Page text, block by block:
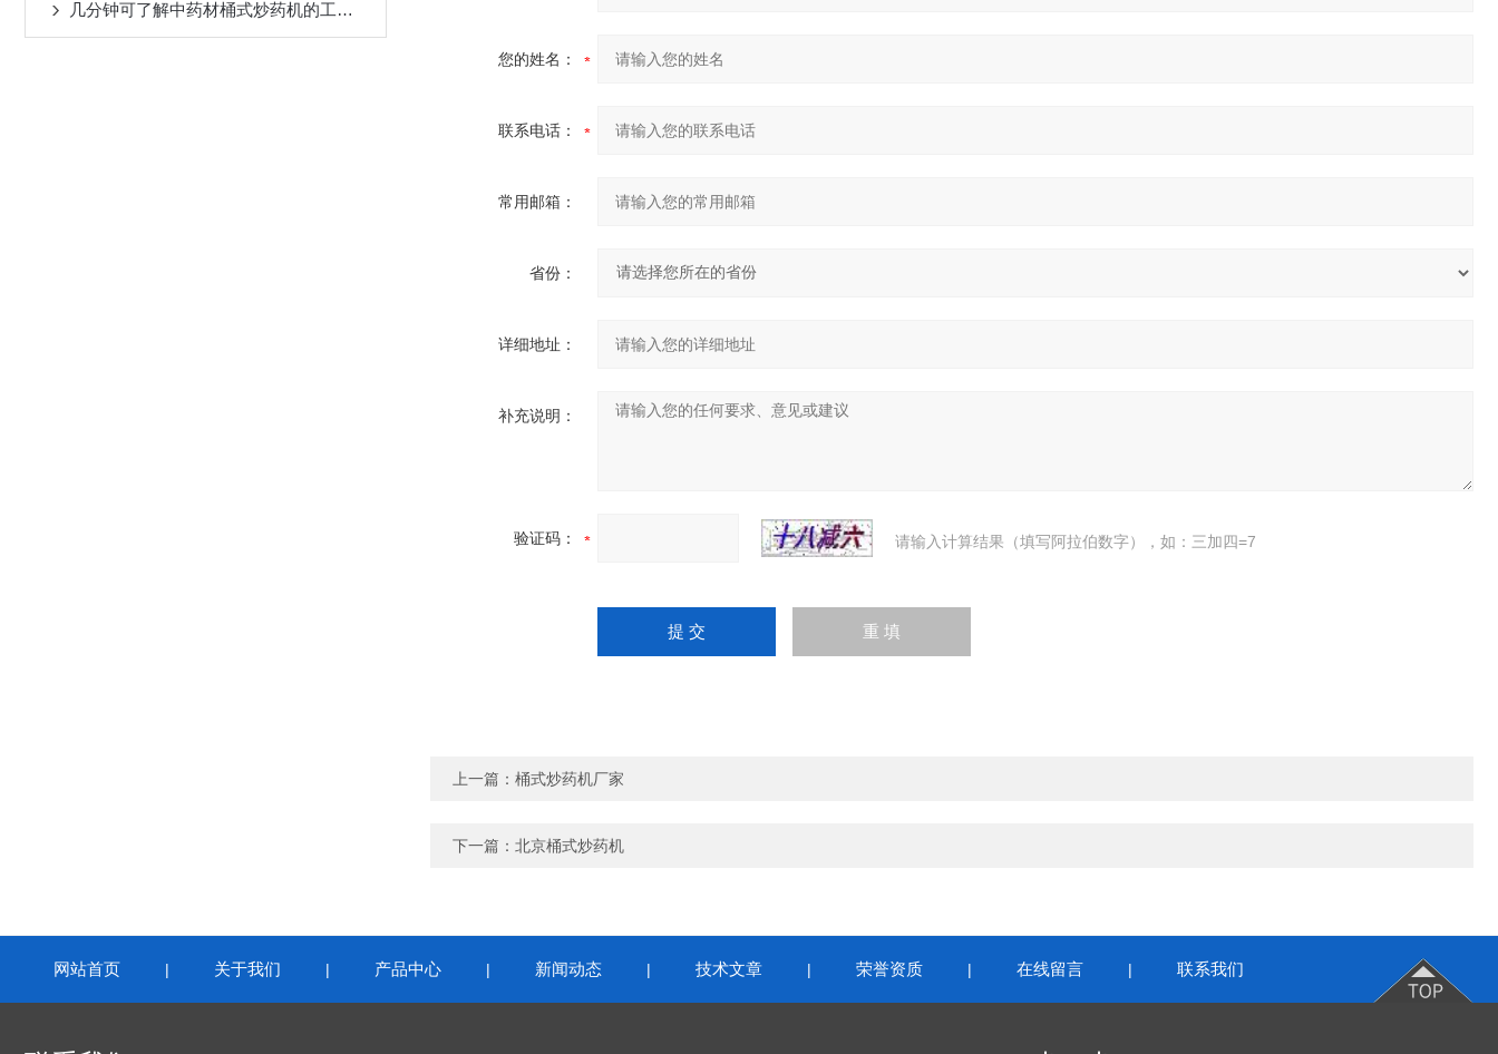
几分钟可了解中药材桶式炒药机的工作原理及主要特点
您的姓名：
联系电话：
常用邮箱：
省份：
详细地址：
补充说明：
验证码： 请输入计算结果（填写阿拉伯数字），如：三加四=7
上一篇： 桶式炒药机厂家
下一篇： 北京桶式炒药机
网站首页 | 关于我们 | 产品中心 | 新闻动态 | 技术文章 | 荣誉资质 | 在线留言 | 联系我们